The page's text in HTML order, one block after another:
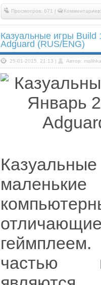
Просмотров: 671 |
Казуальные игры
Adguard (RUS/ENG)
25-01-2015, 21:13 | Автор: malihka
маленькие
частью